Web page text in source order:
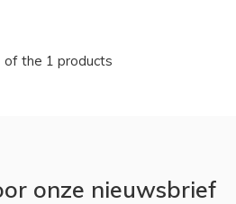
of the 1 products
onze nieuwsbrief